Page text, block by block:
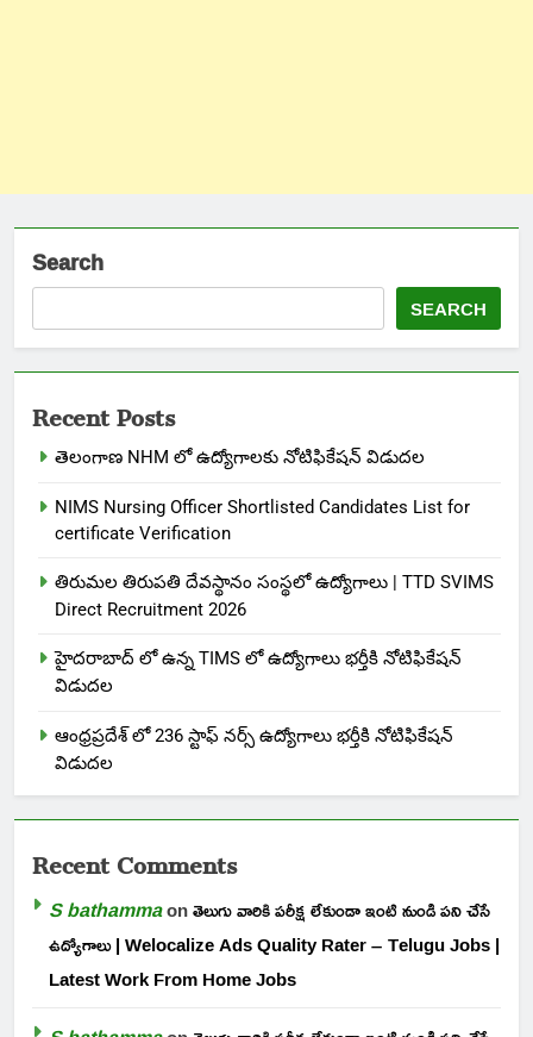
Search
SEARCH
Recent Posts
తెలంగాణ NHM లో ఉద్యోగాలకు నోటిఫికేషన్ విడుదల
NIMS Nursing Officer Shortlisted Candidates List for
certificate Verification
తిరుమల తిరుపతి దేవస్థానం సంస్థలో ఉద్యోగాలు | TTD SVIMS
Direct Recruitment 2026
హైదరాబాద్ లో ఉన్న TIMS లో ఉద్యోగాలు భర్తీకి నోటిఫికేషన్
విడుదల
ఆంధ్రప్రదేశ్ లో 236 స్టాఫ్ నర్స్ ఉద్యోగాలు భర్తీకి నోటిఫికేషన్
విడుదల
Recent Comments
S bathammaonతెలుగు వారికి పరీక్ష లేకుండా ఇంటి నుండి పని చేసే
ఉద్యోగాలు | Welocalize Ads Quality Rater – Telugu Jobs |
Latest Work From Home Jobs